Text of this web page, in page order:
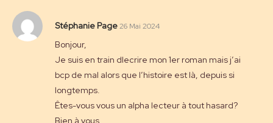
Stéphanie Page26 Mai 2024
Bonjour,
Je suis en train dlecrire mon 1er roman mais j’ai
bcp de mal alors que l’histoire est là, depuis si
longtemps.
Êtes-vous vous un alpha lecteur à tout hasard?
Bien à vous